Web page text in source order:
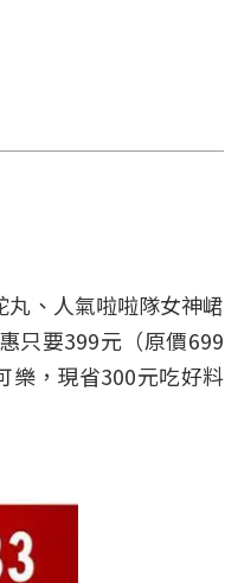
、人氣啦啦隊女神峮
只要399元（原價699
樂，現省300元吃好料